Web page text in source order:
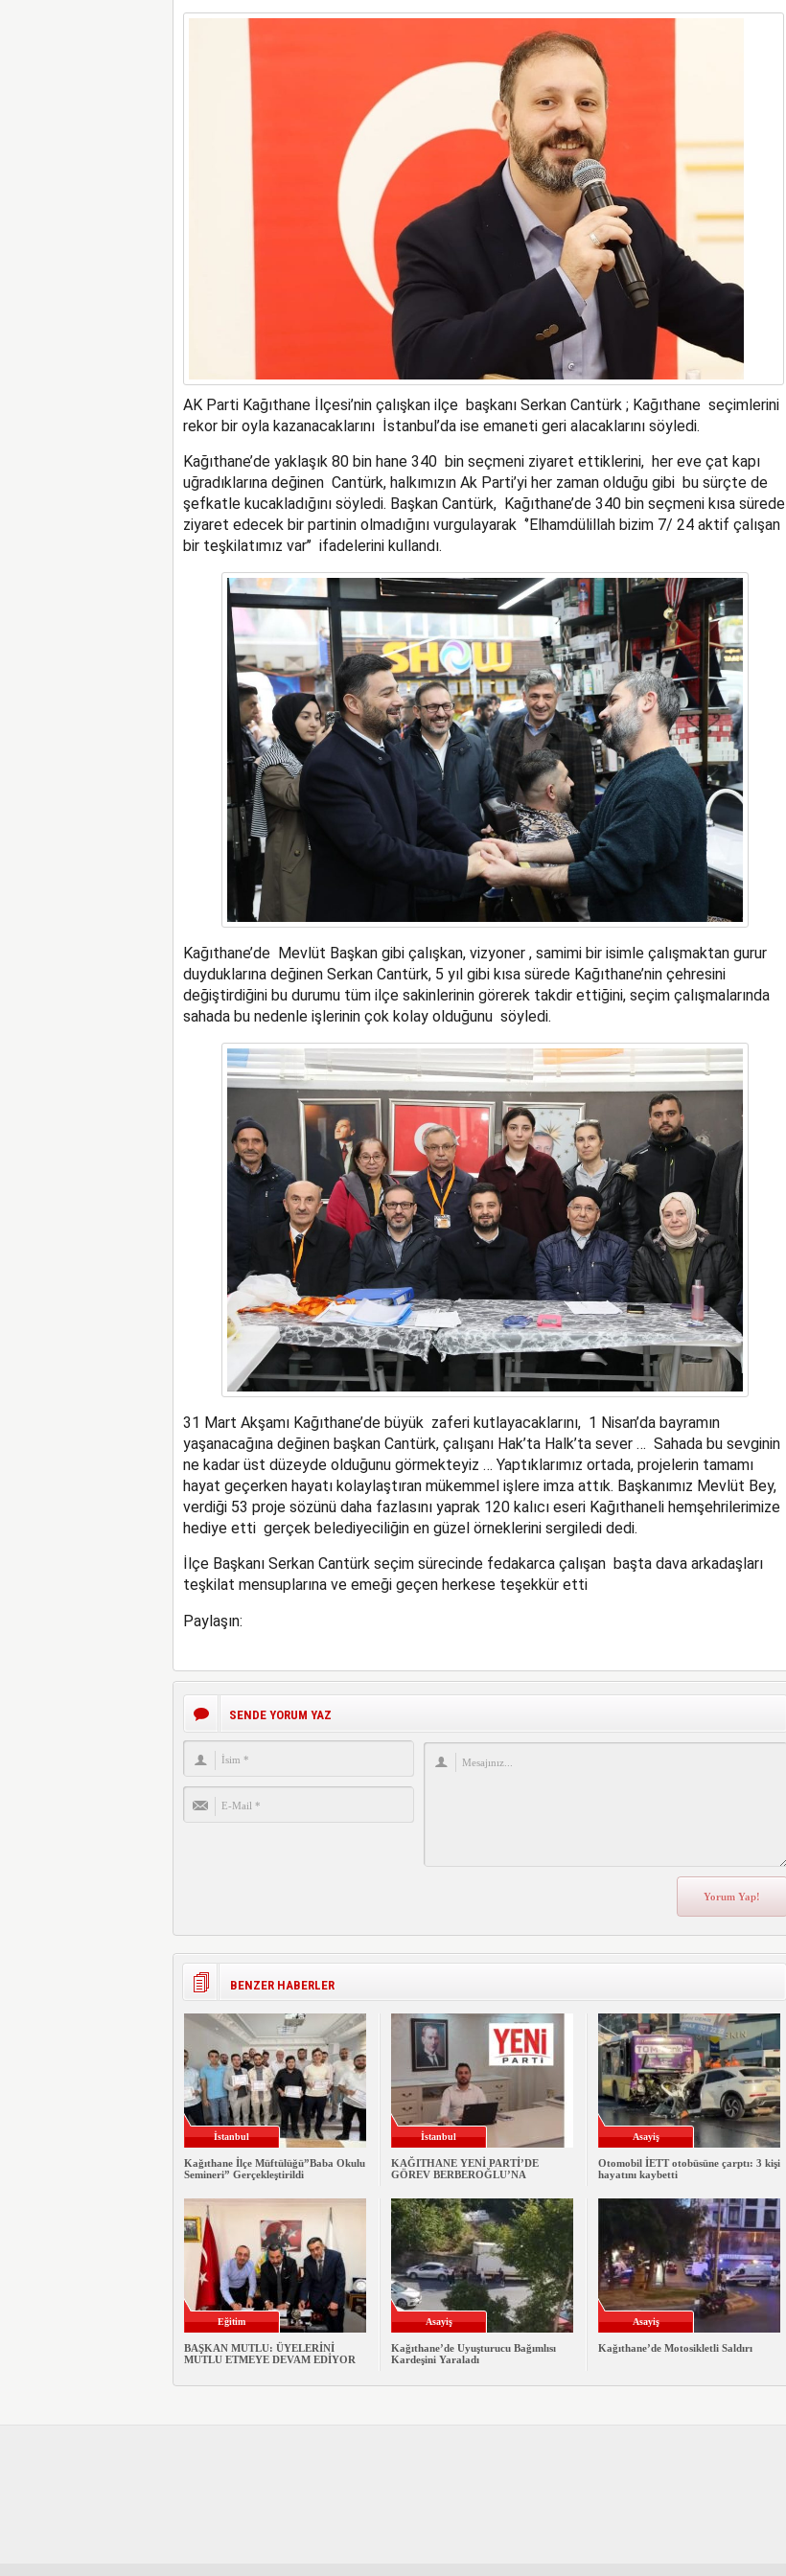
AK Parti Kağıthane İlçesi’nin çalışkan ilçe başkanı Serkan Cantürk ; Kağıthane seçimlerini
rekor bir oyla kazanacaklarını İstanbul’da ise emaneti geri alacaklarını söyledi.
Kağıthane’de yaklaşık 80 bin hane 340 bin seçmeni ziyaret ettiklerini, her eve çat kapı
uğradıklarına değinen Cantürk, halkımızın Ak Parti’yi her zaman olduğu gibi bu sürçte de
şefkatle kucakladığını söyledi. Başkan Cantürk, Kağıthane’de 340 bin seçmeni kısa sürede
ziyaret edecek bir partinin olmadığını vurgulayarak ‘’Elhamdülillah bizim 7/ 24 aktif çalışan
bir teşkilatımız var’’ ifadelerini kullandı.
Kağıthane’de Mevlüt Başkan gibi çalışkan, vizyoner , samimi bir isimle çalışmaktan gurur
duyduklarına değinen Serkan Cantürk, 5 yıl gibi kısa sürede Kağıthane’nin çehresini
değiştirdiğini bu durumu tüm ilçe sakinlerinin görerek takdir ettiğini, seçim çalışmalarında
sahada bu nedenle işlerinin çok kolay olduğunu söyledi.
31 Mart Akşamı Kağıthane’de büyük zaferi kutlayacaklarını, 1 Nisan’da bayramın
yaşanacağına değinen başkan Cantürk, çalışanı Hak’ta Halk’ta sever … Sahada bu sevginin
ne kadar üst düzeyde olduğunu görmekteyiz … Yaptıklarımız ortada, projelerin tamamı
hayat geçerken hayatı kolaylaştıran mükemmel işlere imza attık. Başkanımız Mevlüt Bey,
verdiği 53 proje sözünü daha fazlasını yaprak 120 kalıcı eseri Kağıthaneli hemşehrilerimize
hediye etti gerçek belediyeciliğin en güzel örneklerini sergiledi dedi.
İlçe Başkanı Serkan Cantürk seçim sürecinde fedakarca çalışan başta dava arkadaşları
teşkilat mensuplarına ve emeği geçen herkese teşekkür etti
Paylaşın:
SENDE YORUM YAZ
BENZER HABERLER
İstanbul
Kağıthane İlçe Müftülüğü”Baba Okulu
Semineri” Gerçekleştirildi
İstanbul
KAĞITHANE YENİ PARTİ’DE
GÖREV BERBEROĞLU’NA
Asayiş
Otomobil İETT otobüsüne çarptı: 3 kişi
hayatını kaybetti
Eğitim
BAŞKAN MUTLU: ÜYELERİNİ
MUTLU ETMEYE DEVAM EDİYOR
Asayiş
Kağıthane’de Uyuşturucu Bağımlısı
Kardeşini Yaraladı
Asayiş
Kağıthane’de Motosikletli Saldırı